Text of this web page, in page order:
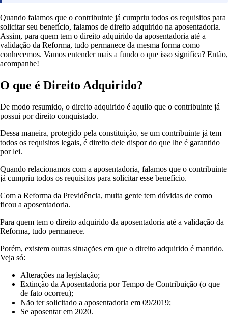
Quando falamos que o contribuinte já cumpriu todos os requisitos para
solicitar seu benefício, falamos de direito adquirido na aposentadoria.
Assim, para quem tem o direito adquirido da aposentadoria até a
validação da Reforma, tudo permanece da mesma forma como
conhecemos. Vamos entender mais a fundo o que isso significa? Então,
acompanhe!
O que é Direito Adquirido?
De modo resumido, o direito adquirido é aquilo que o contribuinte já
possui por direito conquistado.
Dessa maneira, protegido pela constituição, se um contribuinte já tem
todos os requisitos legais, é direito dele dispor do que lhe é garantido
por lei.
Quando relacionamos com a aposentadoria, falamos que o contribuinte
já cumpriu todos os requisitos para solicitar esse benefício.
Com a Reforma da Previdência, muita gente tem dúvidas de como
ficou a aposentadoria.
Para quem tem o direito adquirido da aposentadoria até a validação da
Reforma, tudo permanece.
Porém, existem outras situações em que o direito adquirido é mantido.
Veja só:
Alterações na legislação;
Extinção da Aposentadoria por Tempo de Contribuição (o que
de fato ocorreu);
Não ter solicitado a aposentadoria em 09/2019;
Se aposentar em 2020.